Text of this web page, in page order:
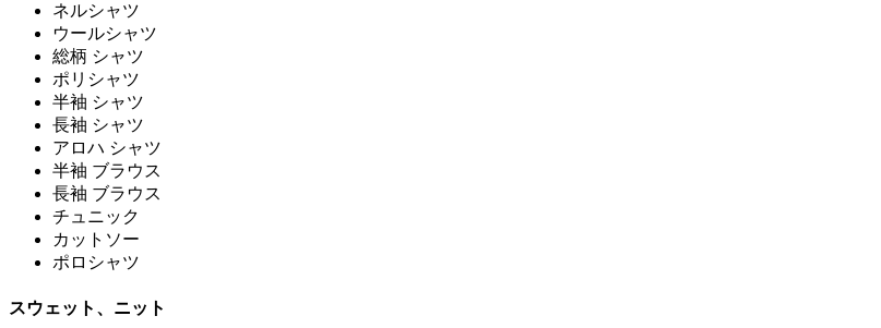
ネルシャツ
ウールシャツ
総柄 シャツ
ポリシャツ
半袖 シャツ
長袖 シャツ
アロハ シャツ
半袖 ブラウス
長袖 ブラウス
チュニック
カットソー
ポロシャツ
スウェット、ニット